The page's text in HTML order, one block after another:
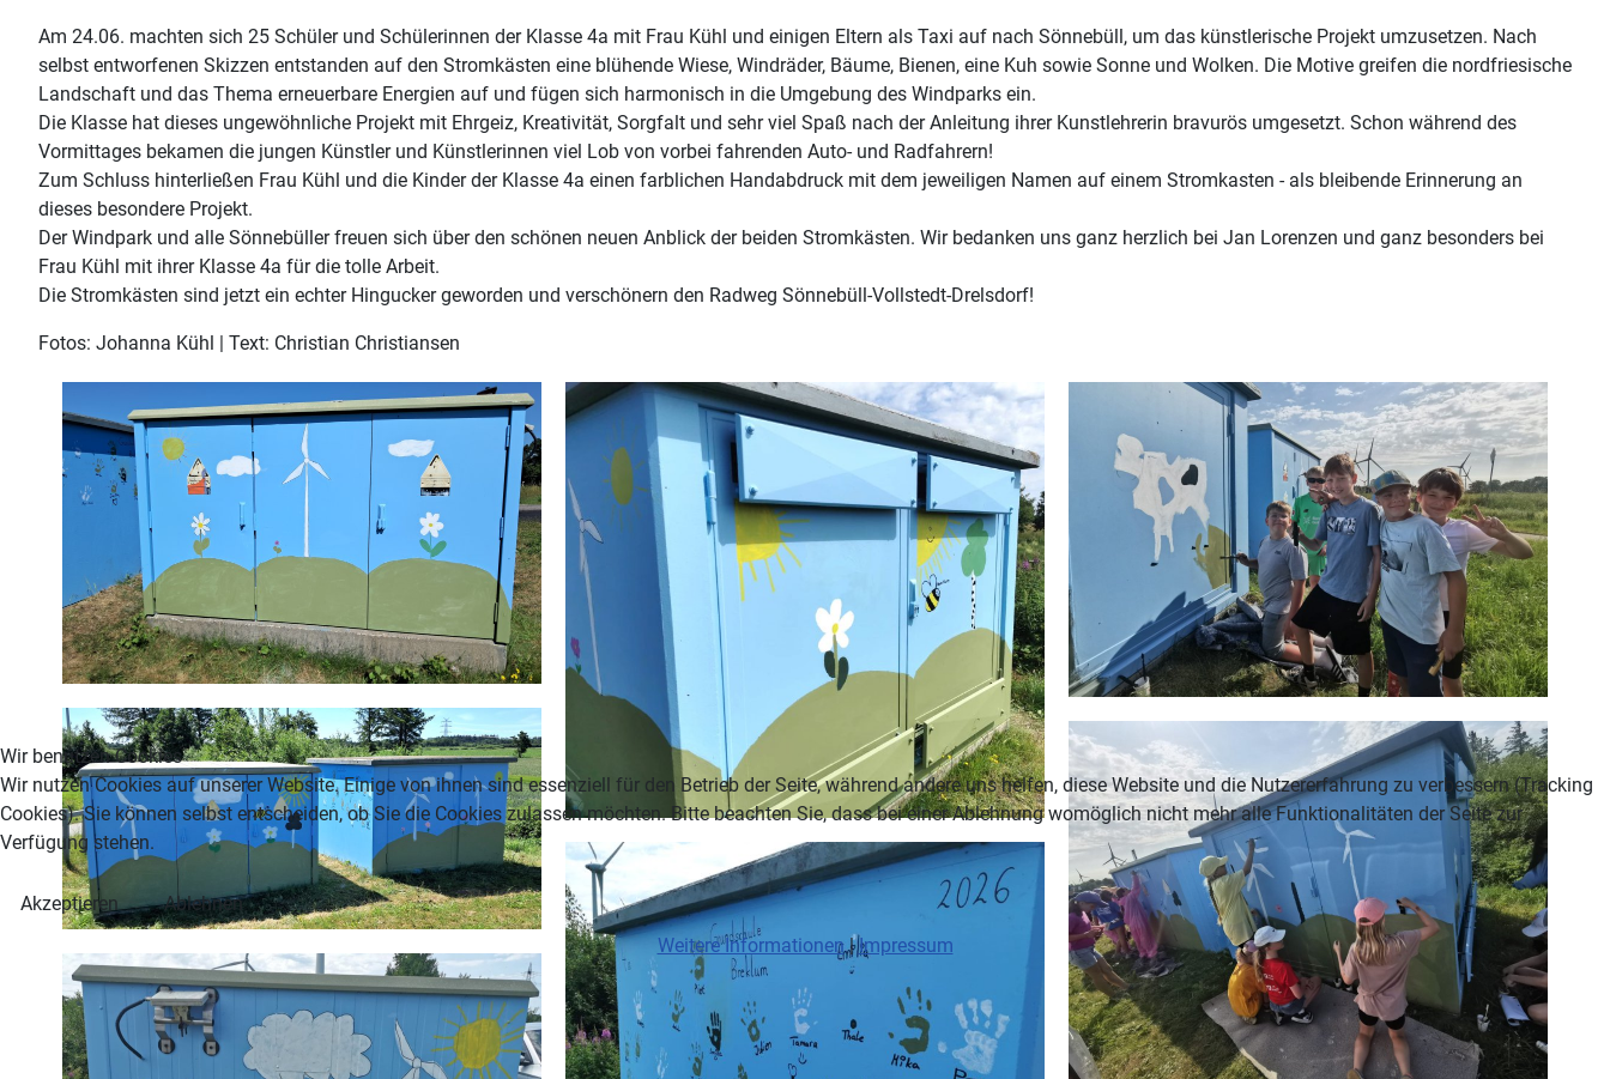
Am 24.06. machten sich 25 Schüler und Schülerinnen der Klasse 4a mit Frau Kühl und einigen Eltern als Taxi auf nach Sönnebüll, um das künstlerische Projekt umzusetzen. Nach
selbst entworfenen Skizzen entstanden auf den Stromkästen eine blühende Wiese, Windräder, Bäume, Bienen, eine Kuh sowie Sonne und Wolken. Die Motive greifen die nordfriesische
Landschaft und das Thema erneuerbare Energien auf und fügen sich harmonisch in die Umgebung des Windparks ein.
Die Klasse hat dieses ungewöhnliche Projekt mit Ehrgeiz, Kreativität, Sorgfalt und sehr viel Spaß nach der Anleitung ihrer Kunstlehrerin bravurös umgesetzt. Schon während des
Vormittages bekamen die jungen Künstler und Künstlerinnen viel Lob von vorbei fahrenden Auto- und Radfahrern!
Zum Schluss hinterließen Frau Kühl und die Kinder der Klasse 4a einen farblichen Handabdruck mit dem jeweiligen Namen auf einem Stromkasten - als bleibende Erinnerung an
dieses besondere Projekt.
Der Windpark und alle Sönnebüller freuen sich über den schönen neuen Anblick der beiden Stromkästen. Wir bedanken uns ganz herzlich bei Jan Lorenzen und ganz besonders bei
Frau Kühl mit ihrer Klasse 4a für die tolle Arbeit.
Die Stromkästen sind jetzt ein echter Hingucker geworden und verschönern den Radweg Sönnebüll-Vollstedt-Drelsdorf!
Fotos: Johanna Kühl | Text: Christian Christiansen
Wir benutzen Cookies
Wir nutzen Cookies auf unserer Website. Einige von ihnen sind essenziell für den Betrieb der Seite, während andere uns helfen, diese Website und die Nutzererfahrung zu verbessern (Tracking
Cookies). Sie können selbst entscheiden, ob Sie die Cookies zulassen möchten. Bitte beachten Sie, dass bei einer Ablehnung womöglich nicht mehr alle Funktionalitäten der Seite zur
Verfügung stehen.
Akzeptieren
Ablehnen
Weitere Informationen|Impressum